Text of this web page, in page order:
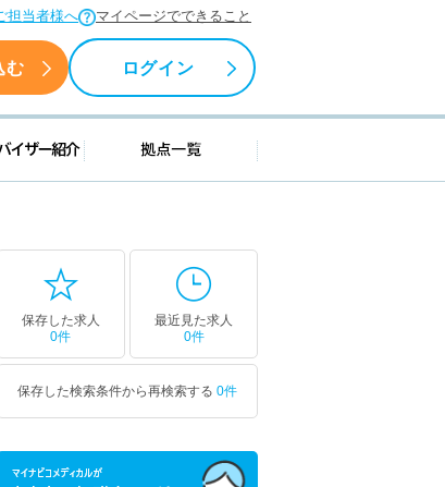
担当者様へ マイページでできること
む ログイン
キャリアアドバイザー紹介 拠点一覧
保存した求人
0件
最近見た求人
0件
保存した検索条件から再検索する 0件